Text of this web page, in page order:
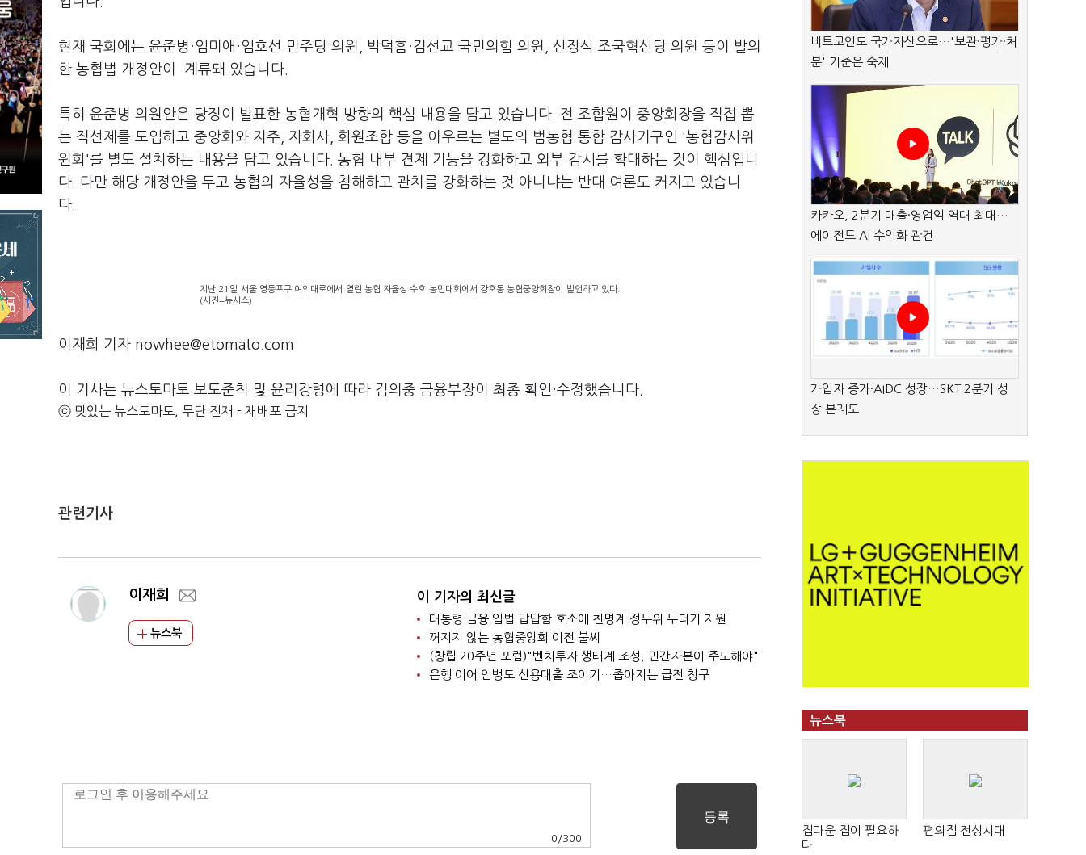
현재 국회에는 윤준병·임미애·임호선 민주당 의원, 박덕흠·김선교 국민의힘 의원, 신장식 조국혁신당 의원 등이 발의
한 농협법 개정안이 계류돼 있습니다.
특히 윤준병 의원안은 당정이 발표한 농협개혁 방향의 핵심 내용을 담고 있습니다. 전 조합원이 중앙회장을 직접 뽑
는 직선제를 도입하고 중앙회와 지주, 자회사, 회원조합 등을 아우르는 별도의 범농협 통합 감사기구인 '농협감사위
원회'를 별도 설치하는 내용을 담고 있습니다. 농협 내부 견제 기능을 강화하고 외부 감시를 확대하는 것이 핵심입니
다. 다만 해당 개정안을 두고 농협의 자율성을 침해하고 관치를 강화하는 것 아니냐는 반대 여론도 커지고 있습니
다.
지난 21일 서울 영등포구 여의대로에서 열린 농협 자율성 수호 농민대회에서 강호동 농협중앙회장이 발언하고 있다.
(사진=뉴시스)
이재희 기자 nowhee@etomato.com
이 기사는 뉴스토마토 보도준칙 및 윤리강령에 따라 김의중 금융부장이 최종 확인·수정했습니다.
ⓒ 맛있는 뉴스토마토, 무단 전재 - 재배포 금지
관련기사
이재희
뉴스북
이 기자의 최신글
대통령 금융 입법 답답함 호소에 친명계 정무위 무더기 지원
꺼지지 않는 농협중앙회 이전 불씨
(창립 20주년 포럼)"벤처투자 생태계 조성, 민간자본이 주도해야"
은행 이어 인뱅도 신용대출 조이기…좁아지는 급전 창구
0 /300
비트코인도 국가자산으로…'보관·평가·처
분' 기준은 숙제
카카오, 2분기 매출·영업익 역대 최대…
에이전트 AI 수익화 관건
가입자 증가·AIDC 성장…SKT 2분기 성
장 본궤도
뉴스북
집다운 집이 필요하
다
편의점 전성시대